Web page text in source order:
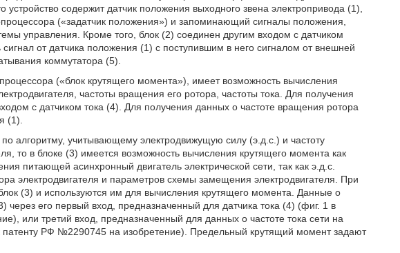
содержит датчик положения выходного звена электропривода (1),
(«задатчик положения») и запоминающий сигналы положения,
управления. Кроме того, блок (2) соединен другим входом с датчиком
от датчика положения (1) с поступившим в него сигналом от внешней
коммутатора (5).
(«блок крутящего момента»), имеет возможность вычисления
частоты вращения его ротора, частоты тока. Для получения
с датчиком тока (4). Для получения данных о частоте вращения ротора
(1).
алгоритму, учитывающему электродвижущую силу (э.д.с.) и частоту
то в блоке (3) имеется возможность вычисления крутящего момента как
питающей асинхронный двигатель электрической сети, так как э.д.с.
электродвигателя и параметров схемы замещения электродвигателя. При
(3) и используются им для вычисления крутящего момента. Данные о
его первый вход, предназначенный для датчика тока (4) (фиг. 1 в
или третий вход, предназначенный для данных о частоте тока сети на
патенту РФ №2290745 на изобретение). Предельный крутящий момент задают